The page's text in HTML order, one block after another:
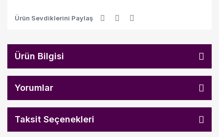
Ürün Sevdiklerini Paylaş
Ürün Bilgisi
Yorumlar
Taksit Seçenekleri